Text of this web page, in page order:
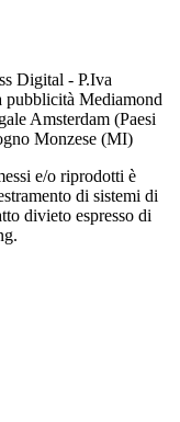
Digital - P.Iva
Mediamond
Amsterdam (Paesi
Monzese (MI)
e/o riprodotti è
di sistemi di
divieto espresso di